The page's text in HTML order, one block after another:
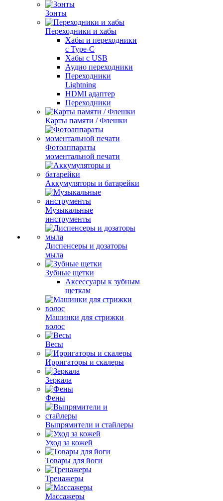
Зонты
Переходники и хабы
Хабы и переходники
с Type-C
Хабы с USB
Аудио переходники
Переходники
Lightning
HDMI адаптер
Переходники
Карты памяти / Флешки
Фотоаппараты
моментальной печати
Аккумуляторы и батарейки
Музыкальные
инструменты
Диспенсеры и дозаторы
мыла
Зубные щетки
Аксессуары к зубным
щеткам
Машинки для стрижки
волос
Весы
Ирригаторы и скалеры
Зеркала
Фены
Выпрямители и стайлеры
Уход за кожей
Товары для йоги
Тренажеры
Массажеры